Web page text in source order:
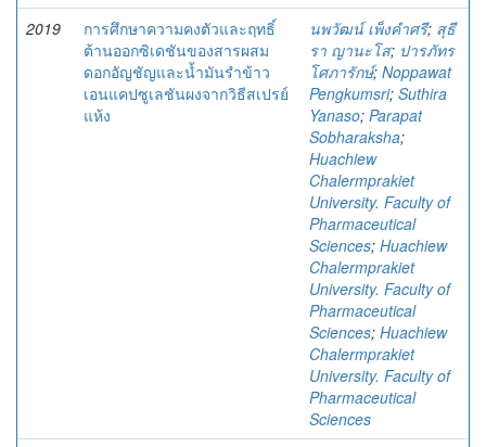
2019
การศึกษาความคงตัวและฤทธิ์
ต้านออกซิเดชันของสารผสม
ดอกอัญชัญและน้ำมันรำข้าว
เอนแคปซูเลชันผงจากวิธีสเปรย์
แห้ง
นพวัฒน์ เพ็งคำศรี; สุธี
รา ญานะโส; ปารภัทร
โศภารักษ์; Noppawat
Pengkumsri; Suthira
Yanaso; Parapat
Sobharaksha;
Huachiew
Chalermprakiet
University. Faculty of
Pharmaceutical
Sciences; Huachiew
Chalermprakiet
University. Faculty of
Pharmaceutical
Sciences; Huachiew
Chalermprakiet
University. Faculty of
Pharmaceutical
Sciences